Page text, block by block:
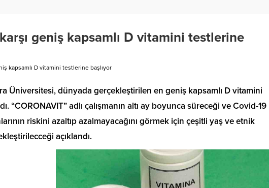
geniş kapsamlı D vitamini testlerine
kapsamlı D vitamini testlerine başlıyor
Üniversitesi, dünyada gerçekleştirilen en geniş kapsamlı D vitamini
“CORONAVIT” adlı çalışmanın altı ay boyunca süreceği ve Covid-19
riskini azaltıp azalmayacağını görmek için çeşitli yaş ve etnik
açıklandı.